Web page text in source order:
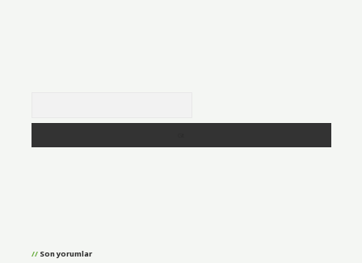
Son yorumlar